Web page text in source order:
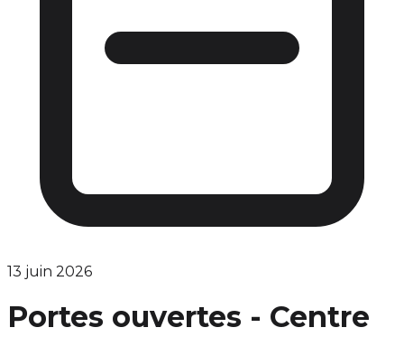
13 juin 2026
Portes ouvertes - Centre